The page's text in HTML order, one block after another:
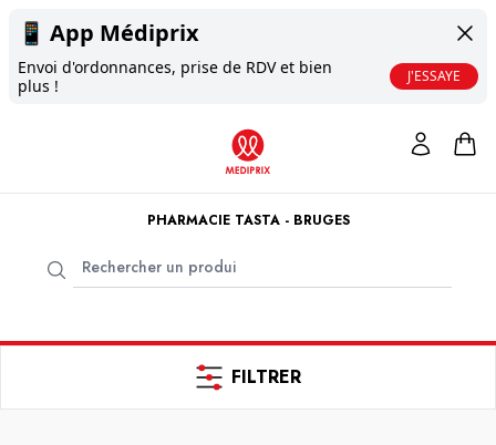
📱 App Médiprix
Envoi d'ordonnances, prise de RDV et bien
plus !
J'ESSAYE
PHARMACIE TASTA - BRUGES
FILTRER